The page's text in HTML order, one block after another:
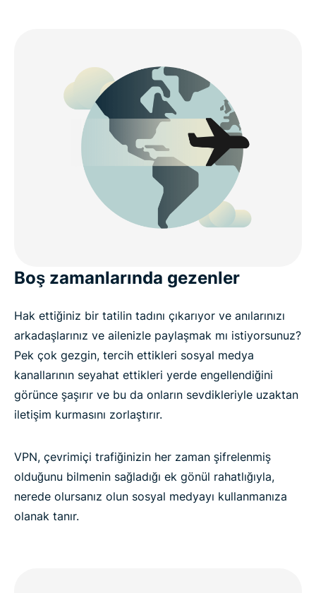
Boş zamanlarında gezenler
Hak ettiğiniz bir tatilin tadını çıkarıyor ve anılarınızı
arkadaşlarınız ve ailenizle paylaşmak mı istiyorsunuz?
Pek çok gezgin, tercih ettikleri sosyal medya
kanallarının seyahat ettikleri yerde engellendiğini
görünce şaşırır ve bu da onların sevdikleriyle uzaktan
iletişim kurmasını zorlaştırır.
VPN, çevrimiçi trafiğinizin her zaman şifrelenmiş
olduğunu bilmenin sağladığı ek gönül rahatlığıyla,
nerede olursanız olun sosyal medyayı kullanmanıza
olanak tanır.